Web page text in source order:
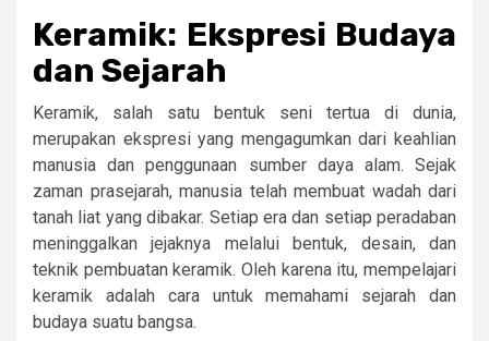
Keramik: Ekspresi Budaya
dan Sejarah
Keramik, salah satu bentuk seni tertua di dunia,
merupakan ekspresi yang mengagumkan dari keahlian
manusia dan penggunaan sumber daya alam. Sejak
zaman prasejarah, manusia telah membuat wadah dari
tanah liat yang dibakar. Setiap era dan setiap peradaban
meninggalkan jejaknya melalui bentuk, desain, dan
teknik pembuatan keramik. Oleh karena itu, mempelajari
keramik adalah cara untuk memahami sejarah dan
budaya suatu bangsa.